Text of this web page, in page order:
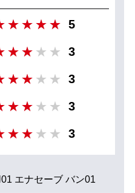
5
3
3
3
3
エナセーブ バン01